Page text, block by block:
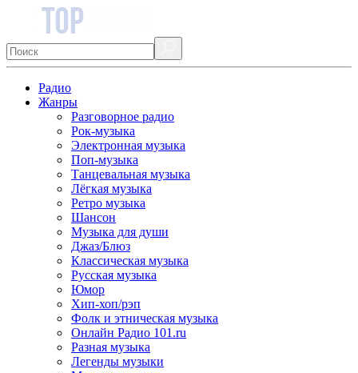
Радио
Жанры
Разговорное радио
Рок-музыка
Электронная музыка
Поп-музыка
Танцевальная музыка
Лёгкая музыка
Ретро музыка
Шансон
Музыка для души
Джаз/Блюз
Классическая музыка
Русская музыка
Юмор
Хип-хоп/рэп
Фолк и этническая музыка
Онлайн Радио 101.ru
Разная музыка
Легенды музыки